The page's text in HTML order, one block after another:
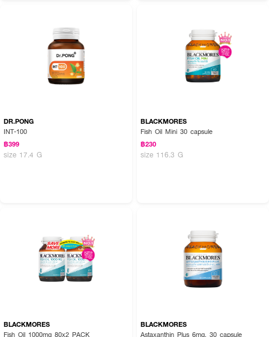
DR.PONG
INT-100
฿399
size 17.4 G
BLACKMORES
Fish Oil Mini 30 capsule
฿230
size 116.3 G
BLACKMORES
Fish Oil 1000mg 80x2 PACK
BLACKMORES
Astaxanthin Plus 6mg. 30 capsule